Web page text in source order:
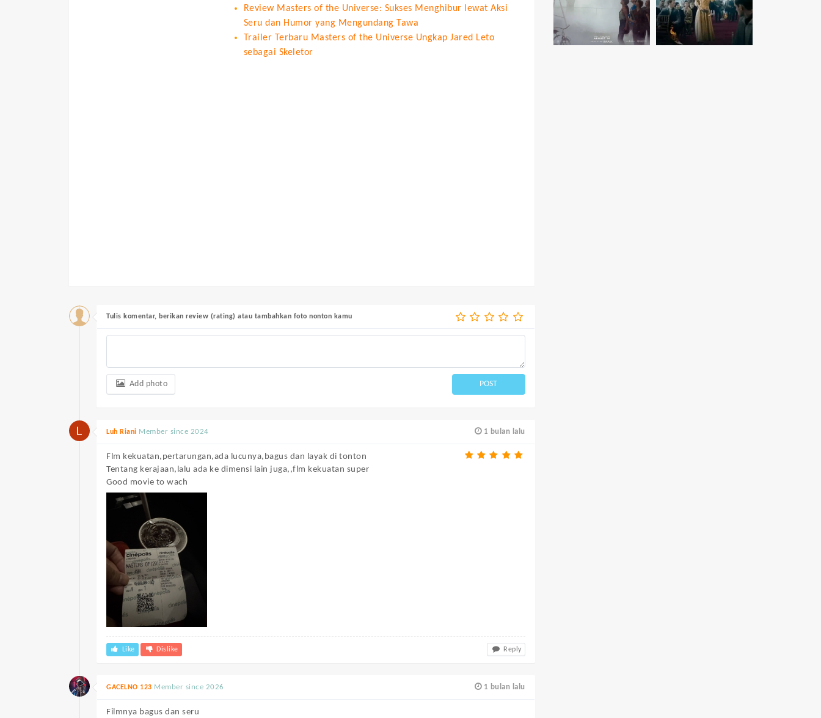
Review Masters of the Universe: Sukses Menghibur lewat Aksi
Seru dan Humor yang Mengundang Tawa
Trailer Terbaru Masters of the Universe Ungkap Jared Leto
sebagai Skeletor
Tulis komentar, berikan review (rating) atau tambahkan foto nonton kamu
Add photo POST
1 bulan lalu
Luh Riani Member since 2024
Flm kekuatan,pertarungan,ada lucunya,bagus dan layak di tonton
Tentang kerajaan,lalu ada ke dimensi lain juga,,flm kekuatan super
Good movie to wach
Like Dislike Reply
1 bulan lalu
GACELNO 123 Member since 2026
Filmnya bagus dan seru